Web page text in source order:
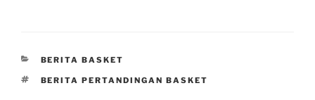
CATEGORIES
BERITA BASKET
TAGS
BERITA PERTANDINGAN BASKET